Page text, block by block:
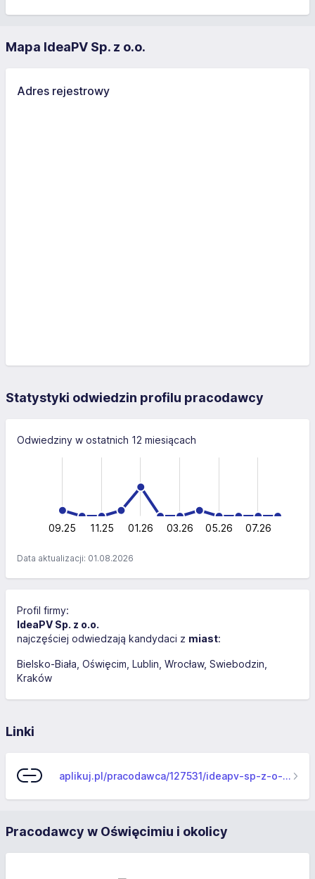
Mapa IdeaPV Sp. z o.o.
Adres rejestrowy
Statystyki odwiedzin profilu pracodawcy
Odwiedziny w ostatnich 12 miesiącach
L
09.25 11.25 01.26 03.26 05.26 07.26
Data aktualizacji: 01.08.2026
Profil firmy:
IdeaPV Sp. z o.o.
najczęściej odwiedzają kandydaci z miast:
Bielsko-Biała Oświęcim Lublin Wrocław Swiebodzin
Kraków
Linki
aplikuj.pl/pracodawca/127531/ideapv-sp-z-o-o-
Pracodawcy w Oświęcimiu i okolicy